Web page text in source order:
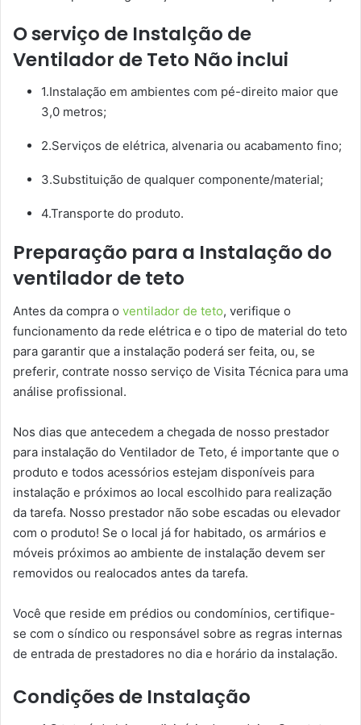
O serviço de Instalção de
Ventilador de Teto Não inclui
1.Instalação em ambientes com pé-direito maior que
3,0 metros;
2.Serviços de elétrica, alvenaria ou acabamento fino;
3.Substituição de qualquer componente/material;
4.Transporte do produto.
Preparação para a Instalação do
ventilador de teto
Antes da compra o ventilador de teto, verifique o
funcionamento da rede elétrica e o tipo de material do teto
para garantir que a instalação poderá ser feita, ou, se
preferir, contrate nosso serviço de Visita Técnica para uma
análise profissional.
Nos dias que antecedem a chegada de nosso prestador
para instalação do Ventilador de Teto, é importante que o
produto e todos acessórios estejam disponíveis para
instalação e próximos ao local escolhido para realização
da tarefa. Nosso prestador não sobe escadas ou elevador
com o produto! Se o local já for habitado, os armários e
móveis próximos ao ambiente de instalação devem ser
removidos ou realocados antes da tarefa.
Você que reside em prédios ou condomínios, certifique-
se com o síndico ou responsável sobre as regras internas
de entrada de prestadores no dia e horário da instalação.
Condições de Instalação